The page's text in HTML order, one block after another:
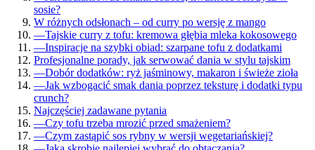
sosie?
W różnych odsłonach – od curry po wersję z mango
—Tajskie curry z tofu: kremowa głębia mleka kokosowego
—Inspiracje na szybki obiad: szarpane tofu z dodatkami
Profesjonalne porady, jak serwować dania w stylu tajskim
—Dobór dodatków: ryż jaśminowy, makaron i świeże zioła
—Jak wzbogacić smak dania poprzez teksturę i dodatki typu
crunch?
Najczęściej zadawane pytania
—Czy tofu trzeba mrozić przed smażeniem?
—Czym zastąpić sos rybny w wersji wegetariańskiej?